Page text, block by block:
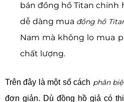
bán đồng hồ Titan chính
dễ dàng mua đồng hồ
Nam mà không lo mua
chất lượng.
Trên đây là một số cách phân
đơn giản. Dù đồng hồ giả có